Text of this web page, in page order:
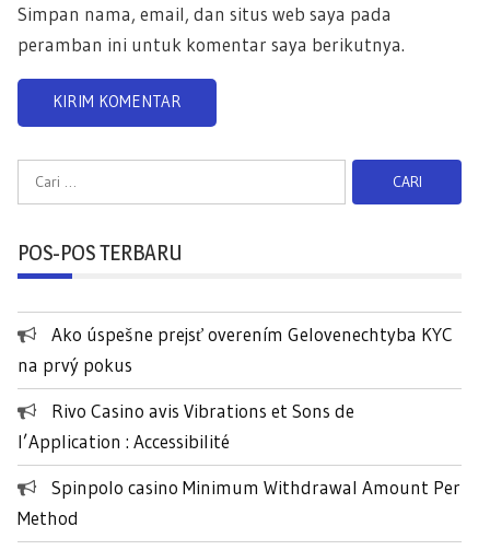
Simpan nama, email, dan situs web saya pada
peramban ini untuk komentar saya berikutnya.
a
n
t
u
k
:
POS-POS TERBARU
Ako úspešne prejsť overením Gelovenechtyba KYC
na prvý pokus
Rivo Casino avis Vibrations et Sons de
l’Application : Accessibilité
Spinpolo casino Minimum Withdrawal Amount Per
Method